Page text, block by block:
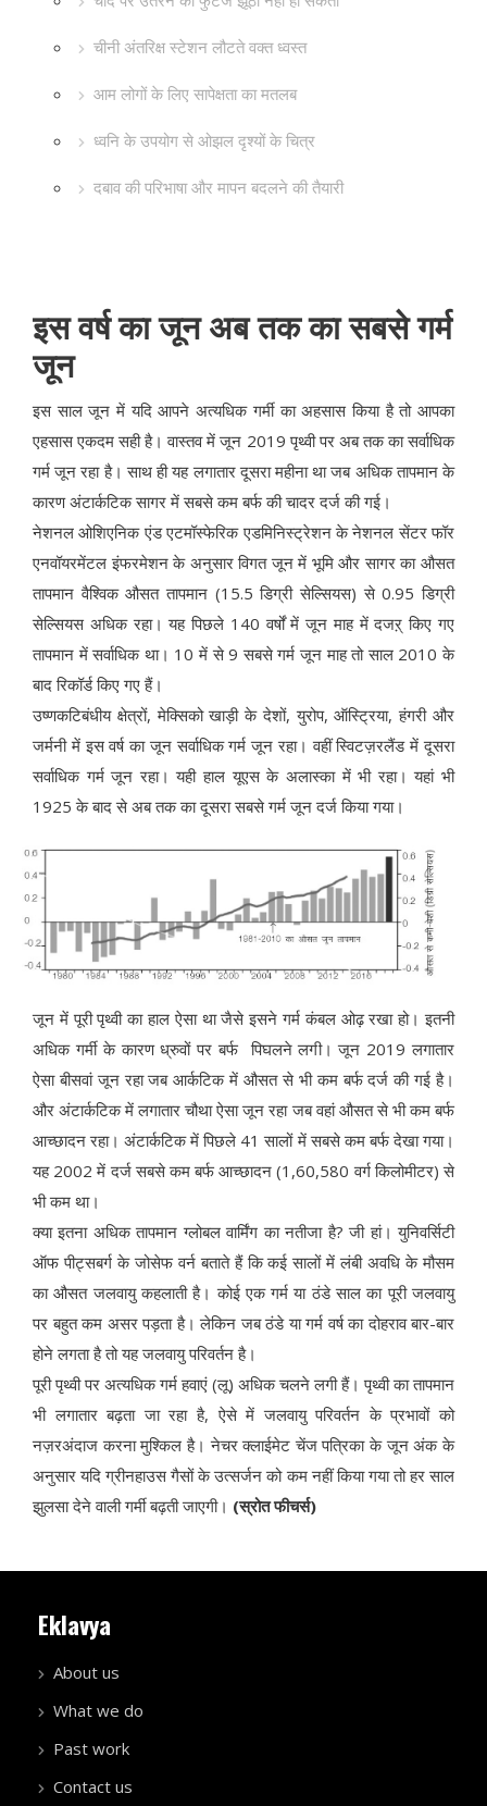
चीनी अंतरिक्ष स्टेशन लौटते वक्त ध्वस्त
आम लोगों के लिए सापेक्षता का मतलब
ध्वनि के उपयोग से ओझल दृश्यों के चित्र
दबाव की परिभाषा और मापन बदलने की तैयारी
इस वर्ष का जून अब तक का सबसे गर्म
जून
इस साल जून में यदि आपने अत्यधिक गर्मी का अहसास किया है तो आपका
एहसास एकदम सही है। वास्तव में जून 2019 पृथ्वी पर अब तक का सर्वाधिक
गर्म जून रहा है। साथ ही यह लगातार दूसरा महीना था जब अधिक तापमान के
कारण अंटार्कटिक सागर में सबसे कम बर्फ की चादर दर्ज की गई।
नेशनल ओशिएनिक एंड एटमॉस्फेरिक एडमिनिस्ट्रेशन के नेशनल सेंटर फॉर
एनवॉयरमेंटल इंफरमेशन के अनुसार विगत जून में भूमि और सागर का औसत
तापमान वैश्विक औसत तापमान (15.5 डिग्री सेल्सियस) से 0.95 डिग्री
सेल्सियस अधिक रहा। यह पिछले 140 वर्षों में जून माह में दजऱ् किए गए
तापमान में सर्वाधिक था। 10 में से 9 सबसे गर्म जून माह तो साल 2010 के
बाद रिकॉर्ड किए गए हैं।
उष्णकटिबंधीय क्षेत्रों, मेक्सिको खाड़ी के देशों, युरोप, ऑस्ट्रिया, हंगरी और
जर्मनी में इस वर्ष का जून सर्वाधिक गर्म जून रहा। वहीं स्विटज़रलैंड में दूसरा
सर्वाधिक गर्म जून रहा। यही हाल यूएस के अलास्का में भी रहा। यहां भी
1925 के बाद से अब तक का दूसरा सबसे गर्म जून दर्ज किया गया।
जून में पूरी पृथ्वी का हाल ऐसा था जैसे इसने गर्म कंबल ओढ़ रखा हो। इतनी
अधिक गर्मी के कारण ध्रुवों पर बर्फ पिघलने लगी। जून 2019 लगातार
ऐसा बीसवां जून रहा जब आर्कटिक में औसत से भी कम बर्फ दर्ज की गई है।
और अंटार्कटिक में लगातार चौथा ऐसा जून रहा जब वहां औसत से भी कम बर्फ
आच्छादन रहा। अंटार्कटिक में पिछले 41 सालों में सबसे कम बर्फ देखा गया।
यह 2002 में दर्ज सबसे कम बर्फ आच्छादन (1,60,580 वर्ग किलोमीटर) से
भी कम था।
क्या इतना अधिक तापमान ग्लोबल वार्मिंग का नतीजा है? जी हां। युनिवर्सिटी
ऑफ पीट्सबर्ग के जोसेफ वर्न बताते हैं कि कई सालों में लंबी अवधि के मौसम
का औसत जलवायु कहलाती है। कोई एक गर्म या ठंडे साल का पूरी जलवायु
पर बहुत कम असर पड़ता है। लेकिन जब ठंडे या गर्म वर्ष का दोहराव बार-बार
होने लगता है तो यह जलवायु परिवर्तन है।
पूरी पृथ्वी पर अत्यधिक गर्म हवाएं (लू) अधिक चलने लगी हैं। पृथ्वी का तापमान
भी लगातार बढ़ता जा रहा है, ऐसे में जलवायु परिवर्तन के प्रभावों को
नज़रअंदाज करना मुश्किल है। नेचर क्लाईमेट चेंज पत्रिका के जून अंक के
अनुसार यदि ग्रीनहाउस गैसों के उत्सर्जन को कम नहीं किया गया तो हर साल
झुलसा देने वाली गर्मी बढ़ती जाएगी। (स्रोत फीचर्स)
Eklavya
About us
What we do
Past work
Contact us